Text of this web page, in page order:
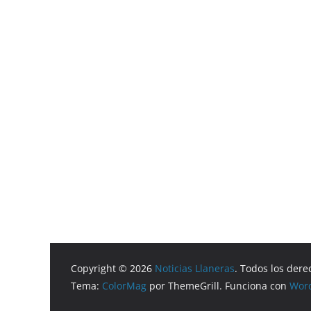
Copyright © 2026 Noticias Llaneras. Todos los
Tema: ColorMag por ThemeGrill. Funciona con